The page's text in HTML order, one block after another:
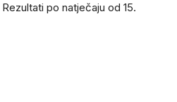
po natječaju od 15.